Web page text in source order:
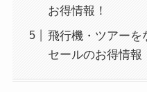
お得情報！
飛行機・ツアーを
セールのお得情報